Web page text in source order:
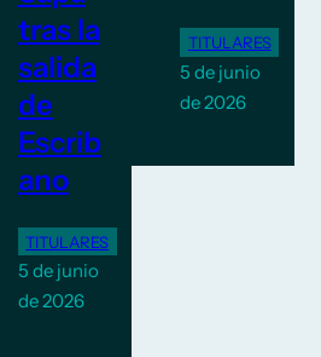
tras la
salida
de
Escrib
ano
TITULARES
5 de junio
de 2026
TITULARES
5 de junio
de 2026